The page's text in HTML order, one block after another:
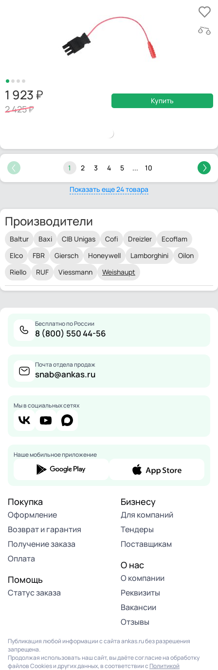
1 923
2 425
Купить
1 2 3 4 5 ... 10
Показать еще 24 товара
Производители
Baltur Baxi CIB Unigas Cofi Dreizler
Ecoflam
Elco
FBR Giersch Honeywell Lamborghini
Oilon
Riello
RUF Viessmann Weishaupt
Бесплатно по России
8 (800) 550 44-56
Почта отдела продаж
snab@ankas.ru
Мы в социальных сетях
Наше мобильное приложение
Покупка
Оформление
Возврат и гарантия
Получение заказа
Оплата
Помощь
Статус заказа
Бизнесу
Для компаний
Тендеры
Поставщикам
О нас
О компании
Реквизиты
Вакансии
Отзывы
Публикация любой информации с сайта ankas.ru без разрешения
запрещена.
Продолжая использовать наш сайт, вы даёте согласие на обработку
файлов Cookies и других данных, в соответствии с Политикой